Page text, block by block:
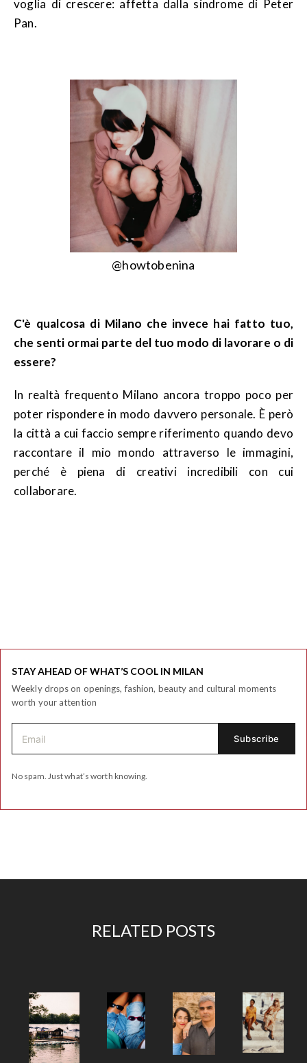
voglia di crescere: affetta dalla sindrome di Peter
Pan.
@howtobenina
C'è qualcosa di Milano che invece hai fatto tuo,
che senti ormai parte del tuo modo di lavorare o di
essere?
In realtà frequento Milano ancora troppo poco per
poter rispondere in modo davvero personale. È però
la città a cui faccio sempre riferimento quando devo
raccontare il mio mondo attraverso le immagini,
perché è piena di creativi incredibili con cui
collaborare.
STAY AHEAD OF WHAT’S COOL IN MILAN
Weekly drops on openings, fashion, beauty and cultural moments
worth your attention
No spam. Just what’s worth knowing.
RELATED POSTS